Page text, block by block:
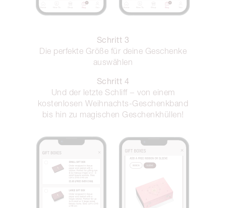
Schritt 3
Die perfekte Größe für deine Geschenke
auswählen
Schritt 4
Und der letzte Schliff − von einem
kostenlosen Weihnachts-Geschenkband
bis hin zu magischen Geschenkhüllen!